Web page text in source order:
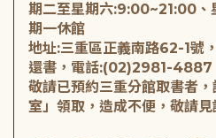
期二至星期六:9:00~21:00
期一休館
地址:三重區正義南路62-1號
還書，電話:(02)2981-4887
敬請已預約三重分館取書者
室」領取，造成不便，敬請見